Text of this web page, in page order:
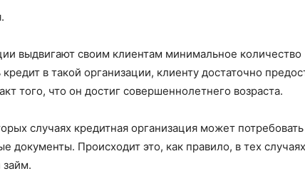
выдвигают своим клиентам минимальное количество
в такой организации, клиенту достаточно
того, что он достиг совершеннолетнего возраста.
случаях кредитная организация может потребовать
документы. Происходит это, как правило, в тех
займ.